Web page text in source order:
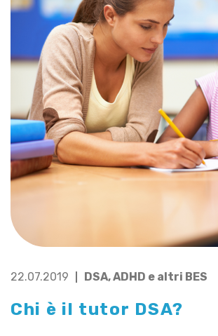
22.07.2019 DSA, ADHD e altri BES
Chi è il tutor DSA?